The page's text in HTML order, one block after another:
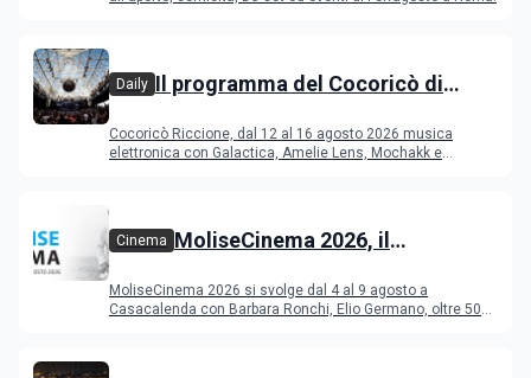
Daily Il programma del Cocoricò di
Cocoricò Riccione, dal 12 al 16 agosto 2026 musica
elettronica con Galactica, Amelie Lens, Mochakk e
Cinema MoliseCinema 2026, il
MoliseCinema 2026 si svolge dal 4 al 9 agosto a
Casacalenda con Barbara Ronchi, Elio Germano, oltre 50